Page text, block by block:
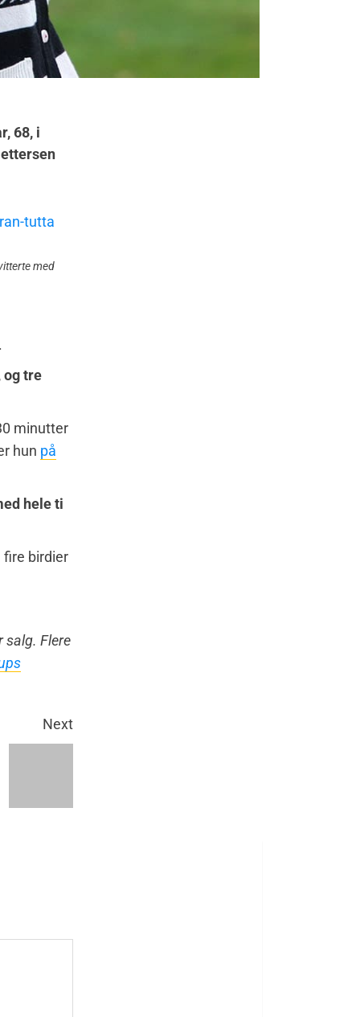
68, i
med
og tre
minutter
hun på
hele ti
fire birdier
salg. Flere
Next